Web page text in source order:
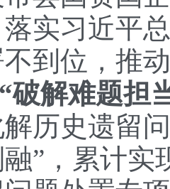
习近平总
到位，推
解难题担当
史遗留问
”，累计实